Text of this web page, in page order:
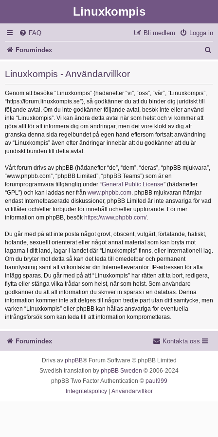
Linuxkompis
FAQ Logga in
Bli medlem
Forumindex
Linuxkompis - Användarvillkor
Genom att besöka “Linuxkompis” (hädanefter “vi”, “oss”, “vår”, “Linuxkompis”,
“https://forum.linuxkompis.se”), så godkänner du att du binder dig juridiskt till
följande avtal. Om du inte godkänner följande avtal, besök inte eller använd
inte “Linuxkompis”. Vi kan ändra detta avtal när som helst och vi kommer att
göra allt för att informera dig om ändringar, men det vore klokt av dig att
granska denna sida regelbundet på egen hand eftersom fortsatt användning
av “Linuxkompis” även efter ändringar innebär att du godkänner att du är
juridiskt bunden till detta avtal.
Vårt forum drivs av phpBB (hädanefter “de”, “dem”, “deras”, “phpBB mjukvara”,
“www.phpbb.com”, “phpBB Limited”, “phpBB Teams”) som är en
forumprogramvara tillgänglig under “General Public License” (hädanefter
“GPL”) och kan laddas ner från www.phpbb.com . phpBB mjukvaran främjar
endast Internetbaserade diskussioner, phpBB Limited är inte ansvariga för vad
vi tillåter och/eller förbjuder för innehåll och/eller uppförande. För mer
information om phpBB, besök https://www.phpbb.com/.
Du går med på att inte posta något grovt, obscent, vulgärt, förtalande, hatiskt,
hotande, sexuellt orienterat eller något annat material som kan bryta mot
lagarna i ditt land, lagar i landet där “Linuxkompis” finns, eller internationell lag.
Om du bryter mot detta så kan det leda till omedelbar och permanent
bannlysning samt att vi kontaktar din Internetleverantör. IP-adressen för alla
inlägg sparas. Du går med på att “Linuxkompis” har rätten att ta bort, redigera,
flytta eller stänga vilka trådar som helst, när som helst. Som användare
godkänner du att all information du skriver in sparas i en databas. Denna
information kommer inte att delges till någon tredje part utan ditt samtycke, men
varken “Linuxkompis” eller phpBB kan hållas ansvariga för eventuella
intrångsförsök som kan leda till att information komprometteras.
Forumindex Kontakta oss
Drivs av phpBB® Forum Software © phpBB Limited
Swedish translation by phpBB Sweden © 2006-2024
phpBB Two Factor Authentication © paul999
Integritetspolicy| Användarvillkor